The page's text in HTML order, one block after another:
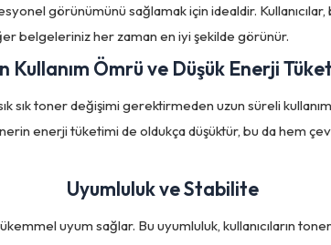
görünümünü sağlamak için idealdir. Kullanıcılar,
belgeleriniz her zaman en iyi şekilde görünür.
Kullanım Ömrü ve Düşük Enerji
sık toner değişimi gerektirmeden uzun süreli
enerji tüketimi de oldukça düşüktür, bu da hem
Uyumluluk ve Stabilite
uyum sağlar. Bu uyumluluk, kullanıcıların